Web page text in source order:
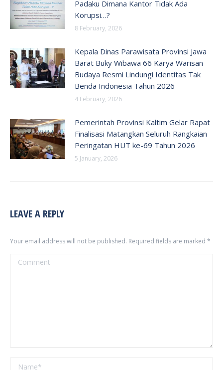
Padaku Dimana Kantor Tidak Ada
Korupsi…?
8 February, 2026
Kepala Dinas Parawisata Provinsi Jawa
Barat Buky Wibawa 66 Karya Warisan
Budaya Resmi Lindungi Identitas Tak
Benda Indonesia Tahun 2026
4 February, 2026
Pemerintah Provinsi Kaltim Gelar Rapat
Finalisasi Matangkan Seluruh Rangkaian
Peringatan HUT ke-69 Tahun 2026
5 January, 2026
LEAVE A REPLY
Your email address will not be published. Required fields are marked *
Comment
Name *